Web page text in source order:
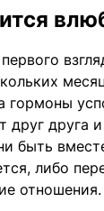
гормоны
друг друга
быть
либо
отношения.